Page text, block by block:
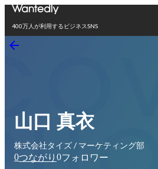
400万人が利用するビジネスSNS
山口 真衣
株式会社タイズ / マーケティング部
0つながり 0フォロワー